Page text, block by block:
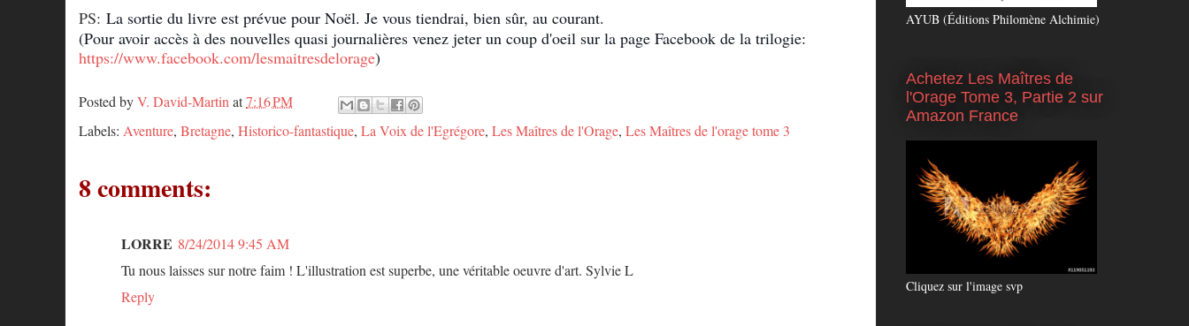
PS: La sortie du livre est prévue pour Noël. Je vous tiendrai, bien sûr, au courant.
(Pour avoir accès à des nouvelles quasi journalières venez jeter un coup d'oeil sur la page Facebook de la trilogie:
https://www.facebook.com/lesmaitresdelorage)
Posted byV. David-Martinat7:16 PM
Labels: Aventure, Bretagne, Historico-fantastique, La Voix de l'Egrégore, Les Maîtres de l'Orage, Les Maîtres de l'orage tome 3
8 comments:
LORRE 8/24/2014 9:45 AM
Tu nous laisses sur notre faim ! L'illustration est superbe, une véritable oeuvre d'art. Sylvie L
Reply
AYUB (Éditions Philomène Alchimie)
Achetez Les Maîtres de
l'Orage Tome 3, Partie 2 sur
Amazon France
Cliquez sur l'image svp